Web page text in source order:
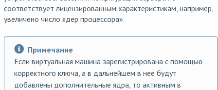
соответствует лицензированным характеристикам, например,
увеличено число ядер процессора».
Примечание
Если виртуальная машина зарегистрирована с помощью
корректного ключа, а в дальнейшем в нее будут
добавлены дополнительные ядра, то активным в